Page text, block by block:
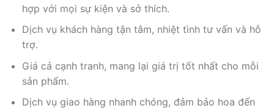
hợp với mọi sự kiện và sở thích.
Dịch vụ khách hàng tận tâm, nhiệt tình tư vấn và hỗ
trợ.
Giá cả cạnh tranh, mang lại giá trị tốt nhất cho mỗi
sản phẩm.
Dịch vụ giao hàng nhanh chóng, đảm bảo hoa đến